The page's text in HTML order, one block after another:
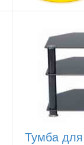
Тумба